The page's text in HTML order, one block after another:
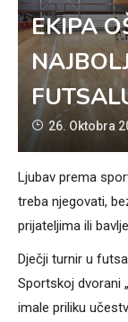
EKIPA
26. Oktobra
Ljubav prema
treba njegovati,
prijateljima ili
Dječji turnir u
Sportskoj dvorani
imale priliku